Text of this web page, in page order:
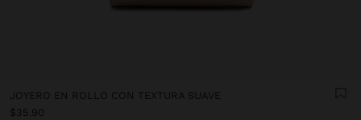
JOYERO EN ROLLO CON TEXTURA SUAVE
$35.90